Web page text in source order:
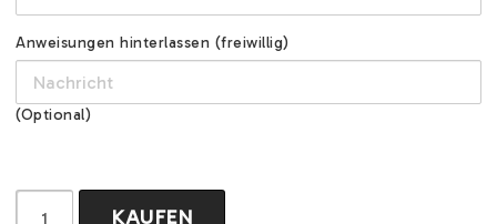
Anweisungen hinterlassen (freiwillig)
(Optional)
KAUFEN